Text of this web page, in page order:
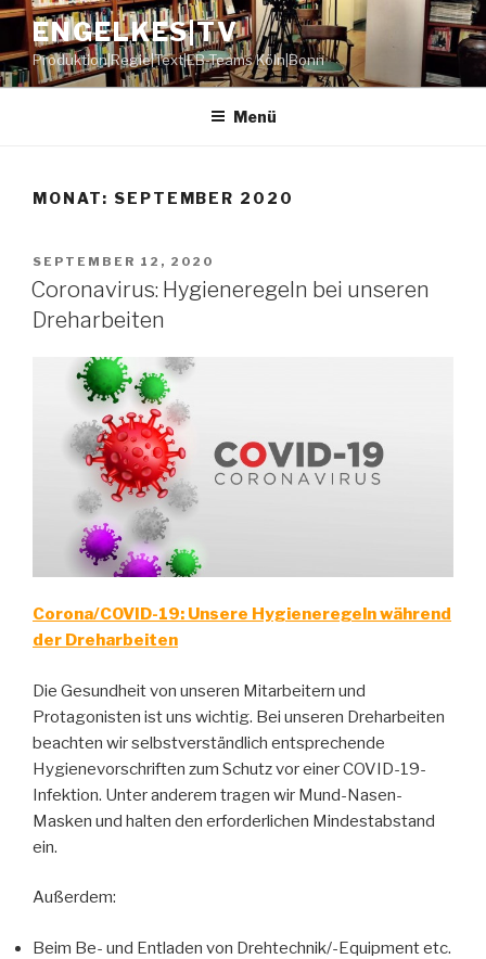
Zum
Inhalt
springen
ENGELKES|TV
Produktion|Regie|Text|EB-Teams Köln|Bonn
Menü
MONAT: SEPTEMBER 2020
VERÖFFENTLICHT
AM
SEPTEMBER 12, 2020
Coronavirus: Hygieneregeln bei unseren
Dreharbeiten
Corona/COVID-19: Unsere Hygieneregeln während
der Dreharbeiten
Die Gesundheit von unseren Mitarbeitern und
Protagonisten ist uns wichtig. Bei unseren Dreharbeiten
beachten wir selbstverständlich entsprechende
Hygienevorschriften zum Schutz vor einer COVID-19-
Infektion. Unter anderem tragen wir Mund-Nasen-
Masken und halten den erforderlichen Mindestabstand
ein.
Außerdem:
Beim Be- und Entladen von Drehtechnik/-Equipment etc.